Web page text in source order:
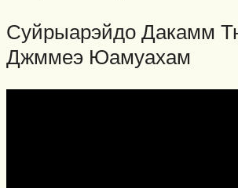
Суйрыарэйдо Дакамм
Джммеэ Юамуахам